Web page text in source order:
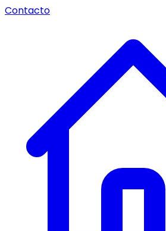
Contacto